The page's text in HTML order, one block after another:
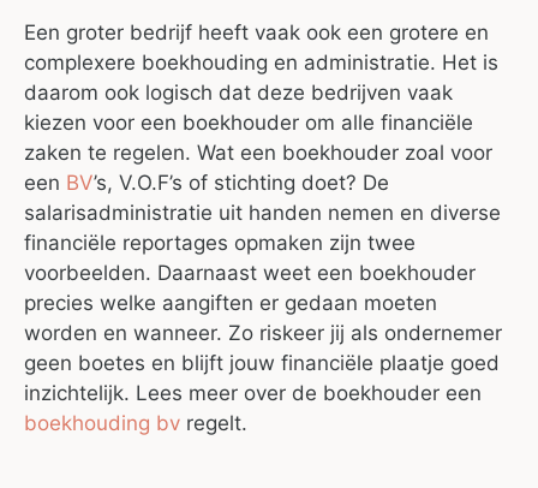
Een groter bedrijf heeft vaak ook een grotere en
complexere boekhouding en administratie. Het is
daarom ook logisch dat deze bedrijven vaak
kiezen voor een boekhouder om alle financiële
zaken te regelen. Wat een boekhouder zoal voor
een BV’s, V.O.F’s of stichting doet? De
salarisadministratie uit handen nemen en diverse
financiële reportages opmaken zijn twee
voorbeelden. Daarnaast weet een boekhouder
precies welke aangiften er gedaan moeten
worden en wanneer. Zo riskeer jij als ondernemer
geen boetes en blijft jouw financiële plaatje goed
inzichtelijk. Lees meer over de boekhouder een
boekhouding bv regelt.